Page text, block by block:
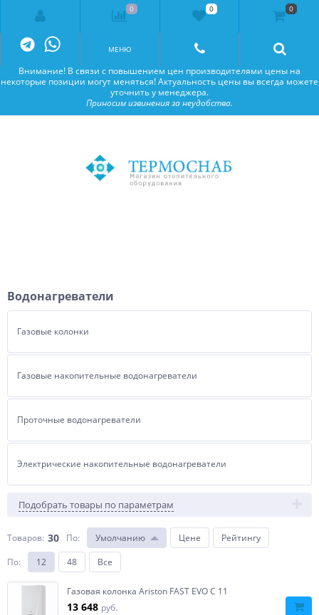
Внимание! В связи с повышением цен производителями цены на
некоторые позиции могут меняться! Актуальность цены вы всегда можете
уточнить у менеджера.
Приносим извинения за неудобства.
МЕНЮ
Внимание! В связи с повышением цен производителями цены на
некоторые позиции могут меняться! Актуальность цены вы всегда можете
уточнить у менеджера.
Приносим извинения за неудобства.
Водонагреватели
Газовые колонки
Газовые накопительные водонагреватели
Проточные водонагреватели
Электрические накопительные водонагреватели
Подобрать товары по параметрам
Товаров: 30 По: Умолчанию Цене
Рейтингу
По: 12 48 Все
Газовая колонка Ariston FAST EVO C 11
13 648 руб.
0 0 0